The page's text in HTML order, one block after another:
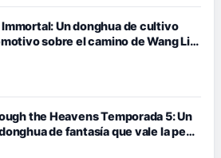
Un donghua de cultivo
sobre el camino de Wang Lin
the Heavens Temporada 5: Un
de fantasía que vale la pena